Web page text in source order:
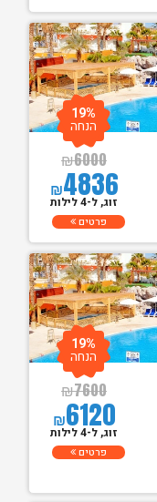
₪6000
₪4836
19%
הנחה
זוג, ל-4 לילות
פרטים
₪7600
₪6120
19%
הנחה
זוג, ל-4 לילות
פרטים